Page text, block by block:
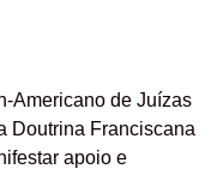
Americano de Juízas
Doutrina Franciscana
apoio e